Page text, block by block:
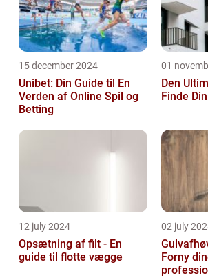
15 december 2024
Unibet: Din Guide til En
Verden af Online Spil og
Betting
01
Den
Finde
12 july 2024
Opsætning af filt - En
guide til flotte vægge
02 july
Forny